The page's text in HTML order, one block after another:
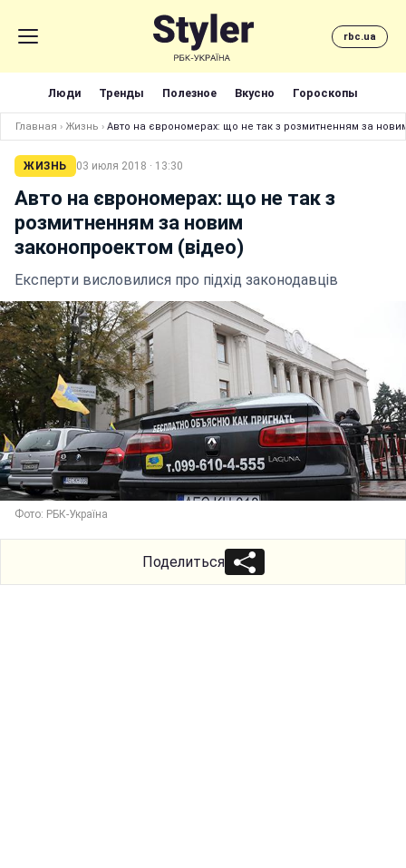
rbc.ua
Люди Тренды Полезное Вкусно Гороскопы
Главная › Жизнь › Авто на єврономерах: що не так з розмитненням за
ЖИЗНЬ 03 июля 2018 · 13:30
Авто на єврономерах: що не так з
розмитненням за новим
законопроектом (відео)
Експерти висловилися про підхід законодавців
Фото: РБК-Україна
Поделиться